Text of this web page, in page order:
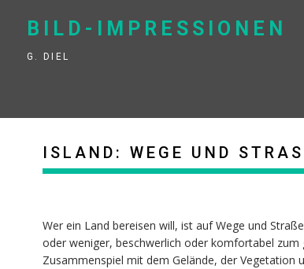
BILD-IMPRESSIONEN
G. DIEL
ISLAND: WEGE UND
Wer ein Land bereisen will, ist auf Wege und
oder weniger, beschwerlich oder komfortabel
Zusammenspiel mit dem Gelände, der Vegetation